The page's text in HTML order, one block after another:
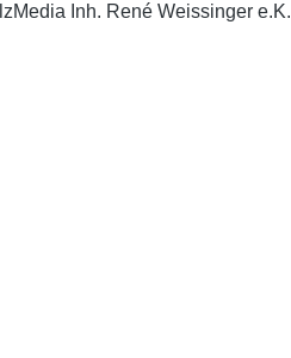
Inh. René Weissinger e.K.